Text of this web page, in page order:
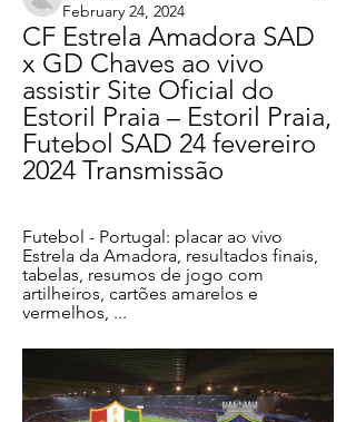
February 24, 2024
CF Estrela Amadora SAD
x GD Chaves ao vivo
assistir Site Oficial do
Estoril Praia – Estoril Praia,
Futebol SAD 24 fevereiro
2024 Transmissão
Futebol - Portugal: placar ao vivo
Estrela da Amadora, resultados finais,
tabelas, resumos de jogo com
artilheiros, cartões amarelos e
vermelhos, ...